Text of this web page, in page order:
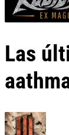
Las